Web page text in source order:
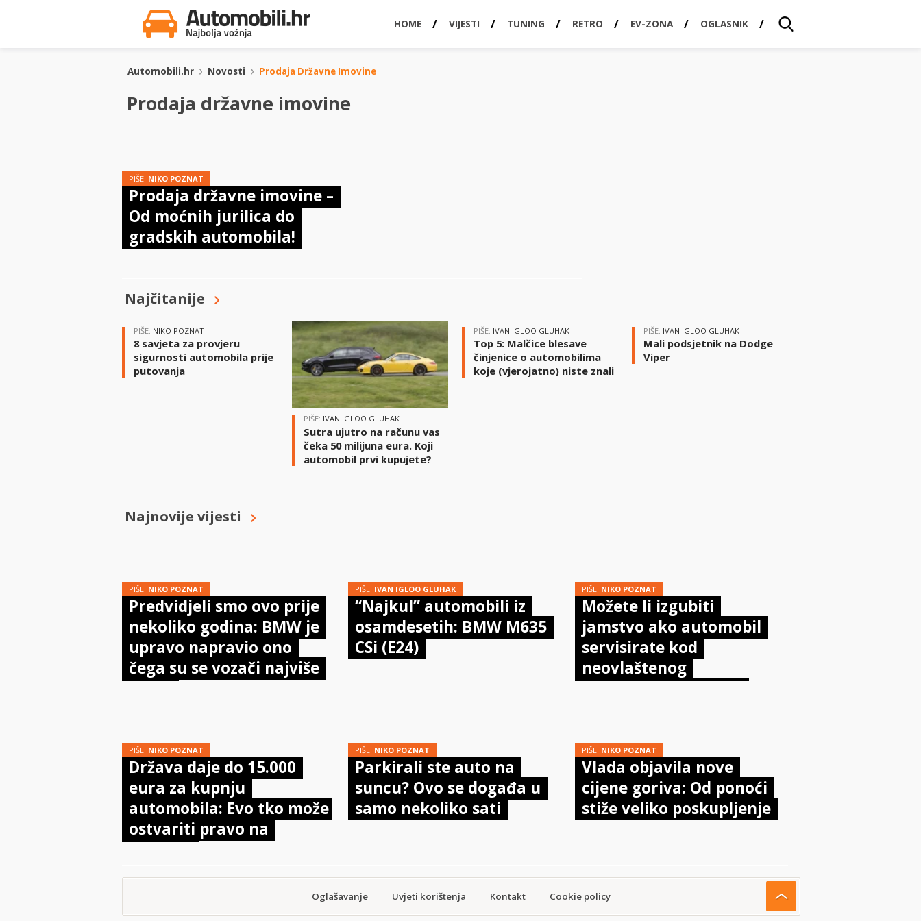
HOME VIJESTI TUNING RETRO EV-ZONA OGLASNIK
Automobili.hr Novosti Prodaja Državne Imovine
Prodaja državne imovine
PIŠE: NIKO POZNAT
Prodaja državne imovine –
Od moćnih jurilica do
gradskih automobila!
Najčitanije
PIŠE: NIKO POZNAT
8 savjeta za provjeru
sigurnosti automobila prije
putovanja
PIŠE: IVAN IGLOO GLUHAK
Sutra ujutro na računu vas
čeka 50 milijuna eura. Koji
automobil prvi kupujete?
PIŠE: IVAN IGLOO GLUHAK
Top 5: Malčice blesave
činjenice o automobilima
koje (vjerojatno) niste znali
PIŠE: IVAN IGLOO GLUHAK
Mali podsjetnik na Dodge
Viper
Najnovije vijesti
PIŠE: NIKO POZNAT
Predvidjeli smo ovo prije
nekoliko godina: BMW je
upravo napravio ono
čega su se vozači najviše
bojali
PIŠE: IVAN IGLOO GLUHAK
“Najkul” automobili iz
osamdesetih: BMW M635
CSi (E24)
PIŠE: NIKO POZNAT
Možete li izgubiti
jamstvo ako automobil
servisirate kod
neovlaštenog
mehaničara? Evo što
PIŠE: NIKO POZNAT
Država daje do 15.000
eura za kupnju
automobila: Evo tko može
ostvariti pravo na
potporu
PIŠE: NIKO POZNAT
Parkirali ste auto na
suncu? Ovo se događa u
samo nekoliko sati
PIŠE: NIKO POZNAT
Vlada objavila nove
cijene goriva: Od ponoći
stiže veliko poskupljenje
Oglašavanje Uvjeti korištenja Kontakt Cookie policy